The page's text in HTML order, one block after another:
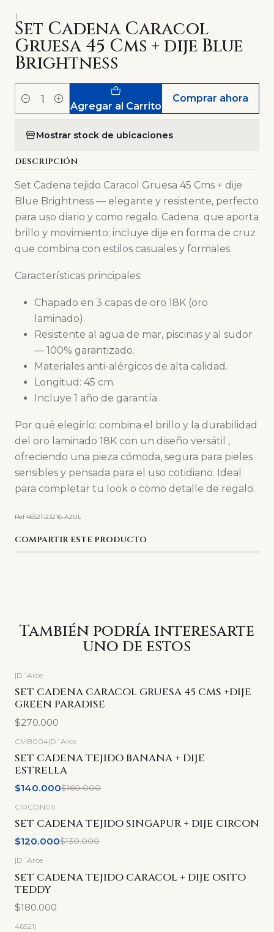
|
Set Cadena Caracol
Gruesa 45 Cms + dije Blue
Brightness
Cantidad Agregar al Carrito
Comprar ahora
Mostrar stock de ubicaciones
DESCRIPCIÓN
Set Cadena tejido Caracol Gruesa 45 Cms + dije
Blue Brightness — elegante y resistente, perfecto
para uso diario y como regalo. Cadena que aporta
brillo y movimiento; incluye dije en forma de cruz
que combina con estilos casuales y formales.
Características principales:
Chapado en 3 capas de oro 18K (oro
laminado).
Resistente al agua de mar, piscinas y al sudor
— 100% garantizado.
Materiales anti-alérgicos de alta calidad.
Longitud: 45 cm.
Incluye 1 año de garantía.
Por qué elegirlo: combina el brillo y la durabilidad
del oro laminado 18K con un diseño versátil ,
ofreciendo una pieza cómoda, segura para pieles
sensibles y pensada para el uso cotidiano. Ideal
para completar tu look o como detalle de regalo.
Ref 46521-23216-AZUL
COMPARTIR ESTE PRODUCTO
También podría interesarte
uno de estos
|D´Arce
SET CADENA CARACOL GRUESA 45 CMS +DIJE
GREEN PARADISE
$270.000
-13% OFF
CMB004|D´Arce
SET CADENA TEJIDO BANANA + DIJE
ESTRELLA
$140.000$160.000
-8% OFF
CIRCON01|
SET CADENA TEJIDO SINGAPUR + DIJE CIRCON
$120.000$130.000
|D´Arce
SET CADENA TEJIDO CARACOL + DIJE OSITO
TEDDY
$180.000
46521|